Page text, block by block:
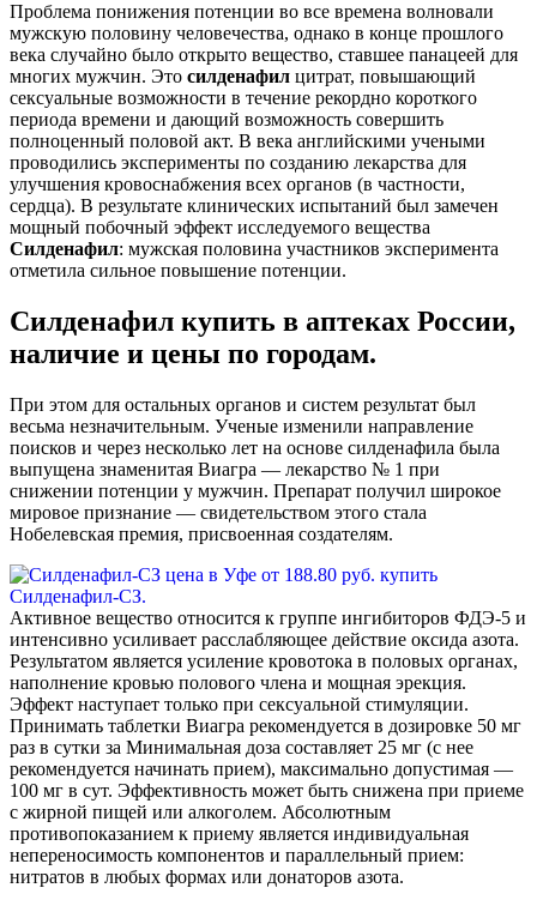
Проблема понижения потенции во все времена волновали
мужскую половину человечества, однако в конце прошлого
века случайно было открыто вещество, ставшее панацеей для
многих мужчин. Это силденафил цитрат, повышающий
сексуальные возможности в течение рекордно короткого
периода времени и дающий возможность совершить
полноценный половой акт. В века английскими учеными
проводились эксперименты по созданию лекарства для
улучшения кровоснабжения всех органов (в частности,
сердца). В результате клинических испытаний был замечен
мощный побочный эффект исследуемого вещества
Силденафил: мужская половина участников эксперимента
отметила сильное повышение потенции.
Силденафил купить в аптеках России,
наличие и цены по городам.
При этом для остальных органов и систем результат был
весьма незначительным. Ученые изменили направление
поисков и через несколько лет на основе силденафила была
выпущена знаменитая Виагра — лекарство № 1 при
снижении потенции у мужчин. Препарат получил широкое
мировое признание — свидетельством этого стала
Нобелевская премия, присвоенная создателям.
Активное вещество относится к группе ингибиторов ФДЭ-5 и
интенсивно усиливает расслабляющее действие оксида азота.
Результатом является усиление кровотока в половых органах,
наполнение кровью полового члена и мощная эрекция.
Эффект наступает только при сексуальной стимуляции.
Принимать таблетки Виагра рекомендуется в дозировке 50 мг
раз в сутки за Минимальная доза составляет 25 мг (с нее
рекомендуется начинать прием), максимально допустимая —
100 мг в сут. Эффективность может быть снижена при приеме
с жирной пищей или алкоголем. Абсолютным
противопоказанием к приему является индивидуальная
непереносимость компонентов и параллельный прием:
нитратов в любых формах или донаторов азота.